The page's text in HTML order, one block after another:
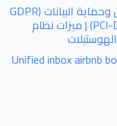
الأمان وحماية البيانات (GDPR
و PCI-DSS) | ميزات نظام
Unified inbox airbnb